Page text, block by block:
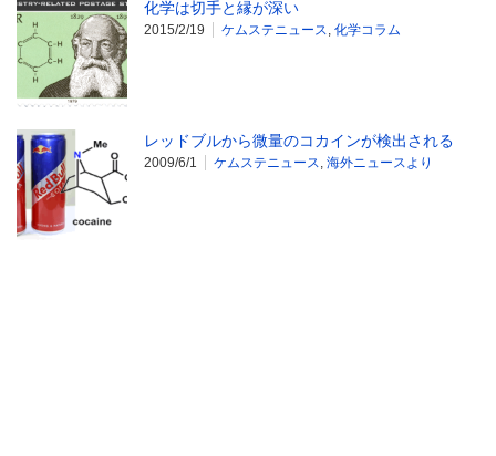
化学は切手と縁が深い
2015/2/19 ケムステニュース, 化学コラム
レッドブルから微量のコカインが検出される
2009/6/1 ケムステニュース, 海外ニュースより